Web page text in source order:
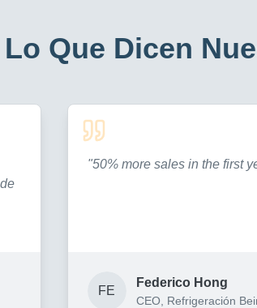
Lo Que Dicen
"50% more sales in the first
FE
Federico Hong
CEO, Refrigeración